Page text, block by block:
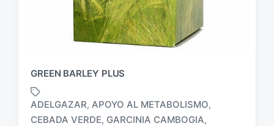
GREEN BARLEY PLUS
E
ADELGAZAR, APOYO AL METABOLISMO,
CEBADA VERDE, GARCINIA CAMBOGIA,